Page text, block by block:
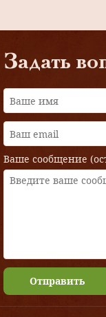
Задать
Ваше сообщение
Отправить